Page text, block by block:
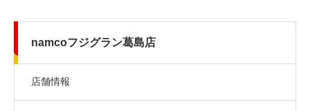
namcoフジグラン葛島店
店舗情報